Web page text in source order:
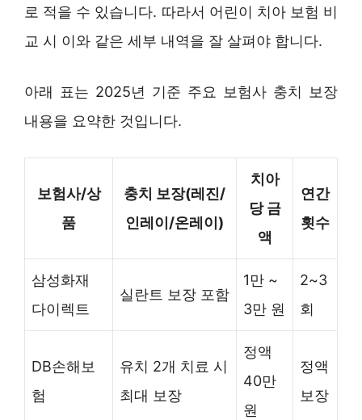
로 적을 수 있습니다. 따라서 어린이 치아 보험 비
교 시 이와 같은 세부 내역을 잘 살펴야 합니다.
아래 표는 2025년 기준 주요 보험사 충치 보장
내용을 요약한 것입니다.
보험사/상
품
충치 보장(레진/
인레이/온레이)
치아
당 금
액
연간
횟수
삼성화재
다이렉트
실란트 보장 포함
1만 ~
3만 원
2~3
회
DB손해보
험
유치 2개 치료 시
최대 보장
정액
40만
원
정액
보장